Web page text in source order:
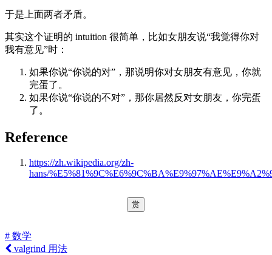
于是上面两者矛盾。
其实这个证明的 intuition 很简单，比如女朋友说“我觉得你对
我有意见”时：
如果你说“你说的对”，那说明你对女朋友有意见，你就
完蛋了。
如果你说“你说的不对”，那你居然反对女朋友，你完蛋
了。
Reference
https://zh.wikipedia.org/zh-
hans/
赏
# 数学
valgrind 用法